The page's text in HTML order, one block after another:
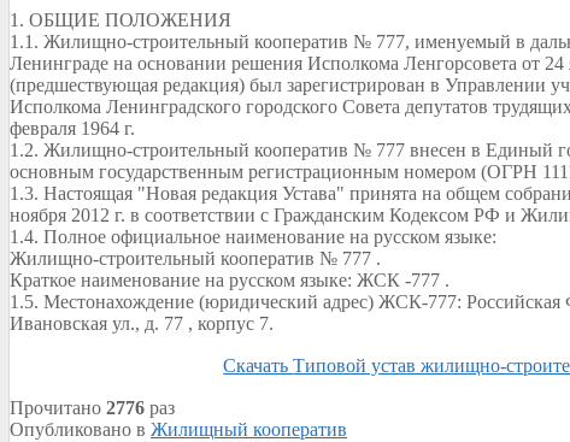
1. ОБЩИЕ ПОЛОЖЕНИЯ
1.1. Жилищно-строительный кооператив № 777, именуемый в
Ленинграде на основании решения Исполкома Ленгорсовета от
(предшествующая редакция) был зарегистрирован в Управлении
Исполкома Ленинградского городского Совета депутатов
февраля 1964 г.
1.2. Жилищно-строительный кооператив № 777 внесен в Единый
основным государственным регистрационным номером (ОГРН
1.3. Настоящая "Новая редакция Устава" принята на общем
ноября 2012 г. в соответствии с Гражданским Кодексом РФ и
1.4. Полное официальное наименование на русском языке:
Жилищно-строительный кооператив № 777 .
Краткое наименование на русском языке: ЖСК -777 .
1.5. Местонахождение (юридический адрес) ЖСК-777: Российская
Ивановская ул., д. 77 , корпус 7.
СкачатьТиповой устав жилищно-
Прочитано 2776 раз
Опубликовано в Жилищный кооператив